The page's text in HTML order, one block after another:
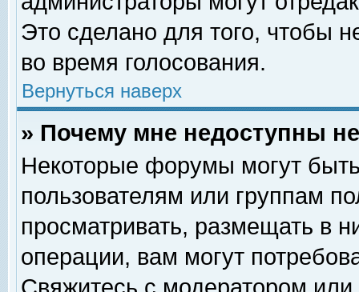
Это сделано для того, чтобы
во время голосования.
Вернуться наверх
» Почему мне недоступны
Некоторые форумы могут
пользователям или группам
просматривать, размещать в
операции, вам могут